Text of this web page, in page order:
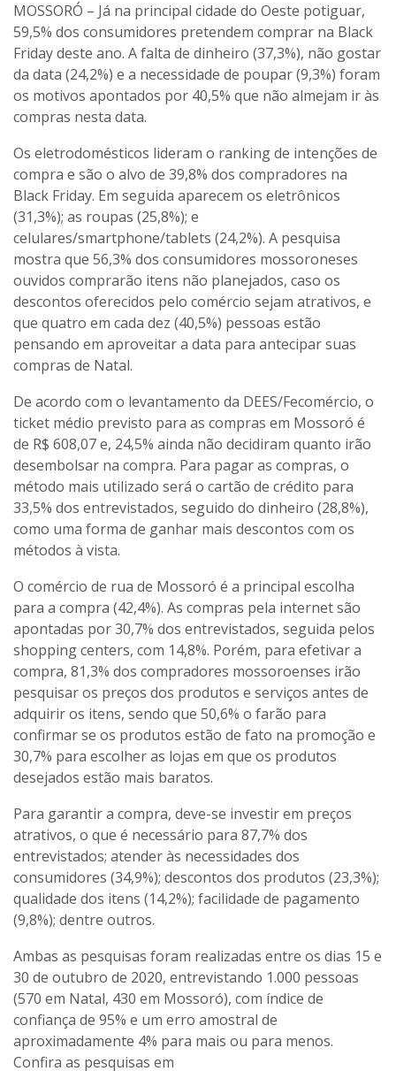
MOSSORÓ – Já na principal cidade do Oeste potiguar,
59,5% dos consumidores pretendem comprar na Black
Friday deste ano. A falta de dinheiro (37,3%), não gostar
da data (24,2%) e a necessidade de poupar (9,3%) foram
os motivos apontados por 40,5% que não almejam ir às
compras nesta data.
Os eletrodomésticos lideram o ranking de intenções de
compra e são o alvo de 39,8% dos compradores na
Black Friday. Em seguida aparecem os eletrônicos
(31,3%); as roupas (25,8%); e
celulares/smartphone/tablets (24,2%). A pesquisa
mostra que 56,3% dos consumidores mossoroneses
ouvidos comprarão itens não planejados, caso os
descontos oferecidos pelo comércio sejam atrativos, e
que quatro em cada dez (40,5%) pessoas estão
pensando em aproveitar a data para antecipar suas
compras de Natal.
De acordo com o levantamento da DEES/Fecomércio, o
ticket médio previsto para as compras em Mossoró é
de R$ 608,07 e, 24,5% ainda não decidiram quanto irão
desembolsar na compra. Para pagar as compras, o
método mais utilizado será o cartão de crédito para
33,5% dos entrevistados, seguido do dinheiro (28,8%),
como uma forma de ganhar mais descontos com os
métodos à vista.
O comércio de rua de Mossoró é a principal escolha
para a compra (42,4%). As compras pela internet são
apontadas por 30,7% dos entrevistados, seguida pelos
shopping centers, com 14,8%. Porém, para efetivar a
compra, 81,3% dos compradores mossoroenses irão
pesquisar os preços dos produtos e serviços antes de
adquirir os itens, sendo que 50,6% o farão para
confirmar se os produtos estão de fato na promoção e
30,7% para escolher as lojas em que os produtos
desejados estão mais baratos.
Para garantir a compra, deve-se investir em preços
atrativos, o que é necessário para 87,7% dos
entrevistados; atender às necessidades dos
consumidores (34,9%); descontos dos produtos (23,3%);
qualidade dos itens (14,2%); facilidade de pagamento
(9,8%); dentre outros.
Ambas as pesquisas foram realizadas entre os dias 15 e
30 de outubro de 2020, entrevistando 1.000 pessoas
(570 em Natal, 430 em Mossoró), com índice de
confiança de 95% e um erro amostral de
aproximadamente 4% para mais ou para menos.
Confira as pesquisas em